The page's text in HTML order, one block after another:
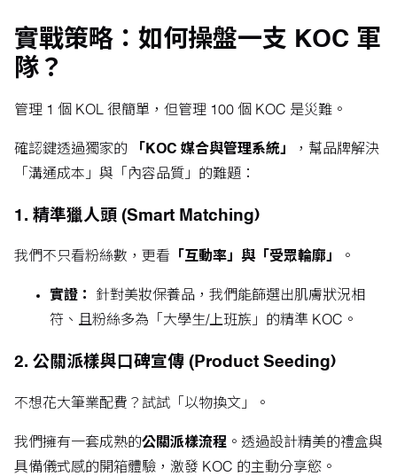
實戰策略：如何操盤一支 KOC 軍
隊？
管理 1 個 KOL 很簡單，但管理 100 個 KOC 是災難。
確認鍵透過獨家的 「KOC 媒合與管理系統」
，幫品牌解決
「溝通成本」與「內容品質」的難題：
1. 精準獵人頭 (Smart Matching)
我們不只看粉絲數，更看 「互動率」與「受眾輪廓」 。
實證：
針對美妝保養品，我們能篩選出肌膚狀況相
符、且粉絲多為「大學生/上班族」的精準 KOC。
2. 公關派樣與口碑宣傳 (Product Seeding)
不想花大筆業配費？試試「以物換文」。
我們擁有一套成熟的公關派樣流程 。透過設計精美的禮盒與
具備儀式感的開箱體驗，激發 KOC 的主動分享慾。